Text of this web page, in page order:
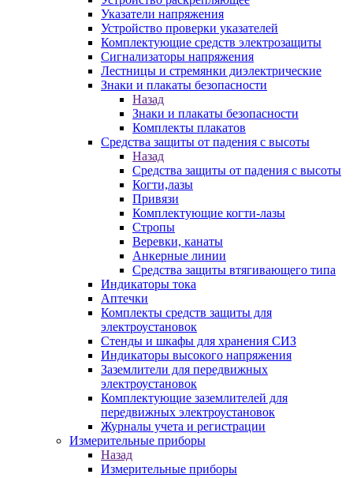
Указатели напряжения
Устройство проверки указателей
Комплектующие средств электрозащиты
Сигнализаторы напряжения
Лестницы и стремянки диэлектрические
Знаки и плакаты безопасности
Назад
Знаки и плакаты безопасности
Комплекты плакатов
Средства защиты от падения с высоты
Назад
Средства защиты от падения с высоты
Когти,лазы
Привязи
Комплектующие когти-лазы
Стропы
Веревки, канаты
Анкерные линии
Средства защиты втягивающего типа
Индикаторы тока
Аптечки
Комплекты средств защиты для
электроустановок
Стенды и шкафы для хранения СИЗ
Индикаторы высокого напряжения
Заземлители для передвижных
электроустановок
Комплектующие заземлителей для
передвижных электроустановок
Журналы учета и регистрации
Измерительные приборы
Назад
Измерительные приборы